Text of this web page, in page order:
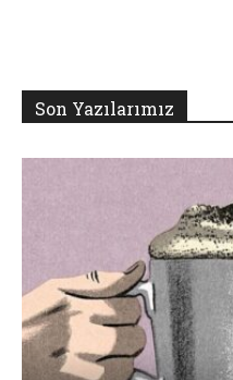
Son Yazılarımız